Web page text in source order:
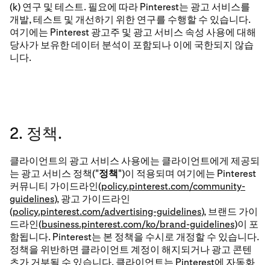
(k) 연구 및 테스트. 필요에 따라 Pinterest는 광고 서비스를
개발, 테스트 및 개선하기 위한 연구를 수행할 수 있습니다.
여기에는 Pinterest 광고주 및 광고 서비스 속성 사용에 대해
당사가 보유한 데이터 분석이 포함되나 이에 국한되지 않습
니다.
2. 정책.
클라이언트의 광고 서비스 사용에는 클라이언트에게 제공되
는 광고 서비스 정책("정책")이 적용되며 여기에는 Pinterest
커뮤니티 가이드라인(policy.pinterest.com/community-
guidelines), 광고 가이드라인
(policy.pinterest.com/advertising-guidelines), 브랜드 가이
드라인(business.pinterest.com/ko/brand-guidelines)이 포
함됩니다. Pinterest는 본 정책을 수시로 개정할 수 있습니다.
정책을 위반하면 클라이언트 계정이 해지되거나 광고 콘텐
츠가 거부될 수 있습니다. 클라이언트는 Pinterest에 자동화